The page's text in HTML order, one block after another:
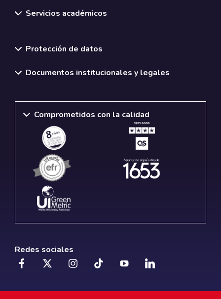
Servicios académicos
Protección de datos
Documentos institucionales y legales
Comprometidos con la calidad
Redes sociales